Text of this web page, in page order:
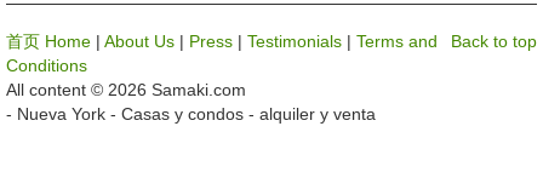
Back to top
首页 Home | About Us | Press | Testimonials | Terms and
Conditions
All content © 2026 Samaki.com
- Nueva York - Casas y condos - alquiler y venta